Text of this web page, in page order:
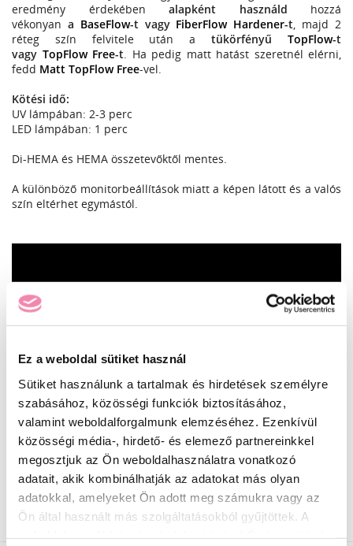
Ez a weboldal sütiket használ
Sütiket használunk a tartalmak és hirdetések személyre
szabásához, közösségi funkciók biztosításához,
valamint weboldalforgalmunk elemzéséhez. Ezenkívül
közösségi média-, hirdető- és elemező partnereinkkel
megosztjuk az Ön weboldalhasználatra vonatkozó
adatait, akik kombinálhatják az adatokat más olyan
adatokkal, amelyeket Ön adott meg számukra vagy az
Ön által használt más szolgáltatásokból gyűjtöttek. A
eredmény érdekében
alapként használd hozzá
vékonyan a BaseFlow-t vagy FiberFlow Hardener-t, majd 2
réteg szín felvitele után a
tükörfényűTopFlow-t
vagy TopFlow Free-t. Ha pedig matt hatást szeretnél elérni,
fedd Matt TopFlow Free-vel.
Kötési idő:
UV lámpában: 2-3 perc
LED lámpában: 1 perc
Di-HEMA és HEMA összetevőktől mentes.
A különböző monitorbeállítások miatt a képen látott és a valós
szín eltérhet egymástól.
INGYENES SZÁLLÍTÁS
24990 Ft feletti rendelés esetén